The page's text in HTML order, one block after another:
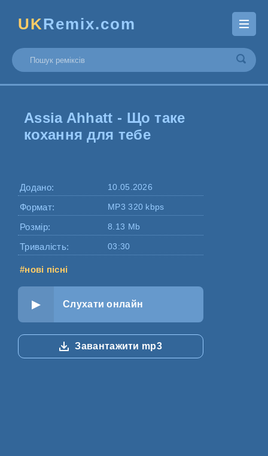
UKRemix.com
Assia Ahhatt - Що таке
кохання для тебе
Додано: 10.05.2026
Формат: MP3 320 kbps
Розмір: 8.13 Mb
Тривалість: 03:30
#нові пісні
Слухати онлайн
Завантажити mp3